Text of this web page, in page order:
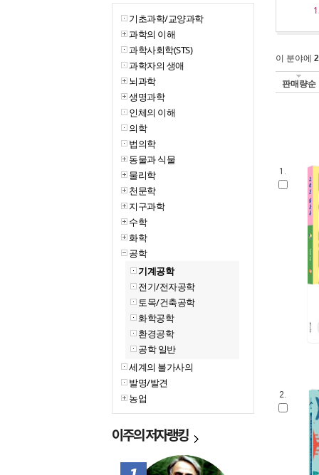
기초과학/교양과학
과학의 이해
과학사회학(STS)
과학자의 생애
뇌과학
생명과학
인체의 이해
의학
법의학
동물과 식물
물리학
천문학
지구과학
수학
화학
공학
기계공학
전기/전자공학
토목/건축공학
화학공학
환경공학
공학 일반
세계의 불가사의
발명/발견
농업
이주의저자랭킹
1위
이 분야에
판매량순
1.
2.